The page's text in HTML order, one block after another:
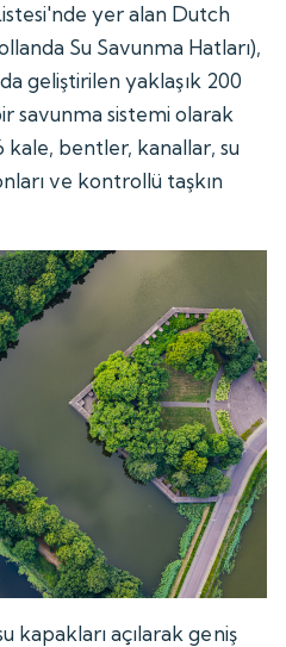
yer alan Dutch
Su Savunma Hatları),
geliştirilen yaklaşık 200
savunma sistemi olarak
kale, bentler, kanallar, su
ve kontrollü taşkın
kapakları açılarak geniş